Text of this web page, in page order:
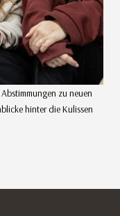
zu neuen
hinter die Kulissen